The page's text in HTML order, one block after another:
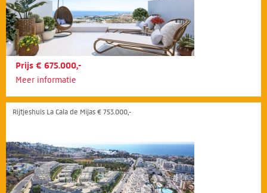
Prijs € 675.000,-
Meer informatie
Rijtjeshuis La Cala de Mijas € 753.000,-